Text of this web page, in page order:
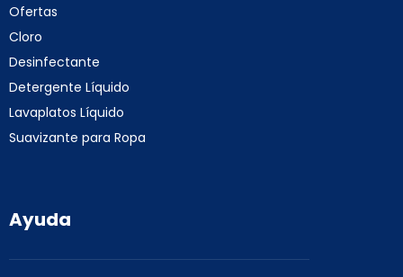
Ofertas
Cloro
Desinfectante
Detergente Líquido
Lavaplatos Líquido
Suavizante para Ropa
Ayuda